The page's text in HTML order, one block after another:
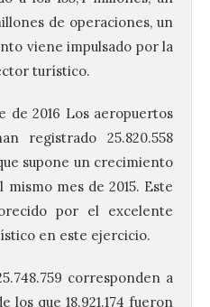
de operaciones, un
viene impulsado por la
turístico.
de 2016 Los aeropuertos
registrado 25.820.558
supone un crecimiento
mes de 2015. Este
por el excelente
en este ejercicio.
corresponden a
los que 18.921.174 fueron